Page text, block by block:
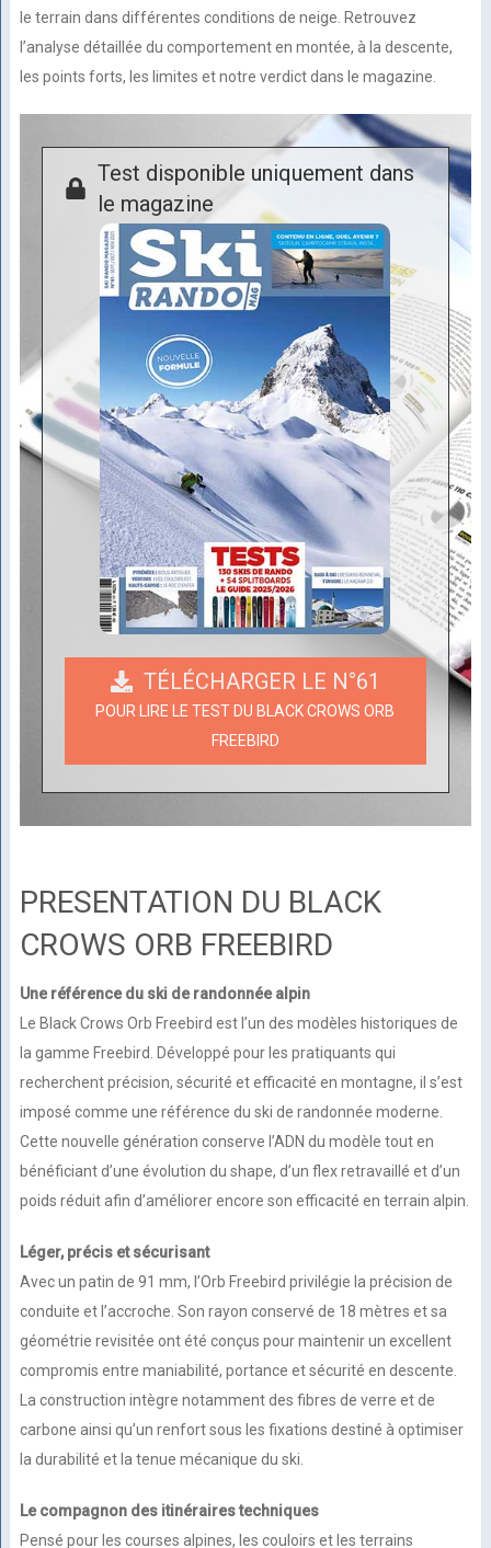
le terrain dans différentes conditions de neige. Retrouvez
l’analyse détaillée du comportement en montée, à la descente,
les points forts, les limites et notre verdict dans le magazine.
Test disponible uniquement dans
le magazine
TÉLÉCHARGER LE N°61
POUR LIRE LE TEST DU BLACK CROWS ORB
FREEBIRD
PRESENTATION DU BLACK
CROWS ORB FREEBIRD
Une référence du ski de randonnée alpin
Le Black Crows Orb Freebird est l’un des modèles historiques de
la gamme Freebird. Développé pour les pratiquants qui
recherchent précision, sécurité et efficacité en montagne, il s’est
imposé comme une référence du ski de randonnée moderne.
Cette nouvelle génération conserve l’ADN du modèle tout en
bénéficiant d’une évolution du shape, d’un flex retravaillé et d’un
poids réduit afin d’améliorer encore son efficacité en terrain alpin.
Léger, précis et sécurisant
Avec un patin de 91 mm, l’Orb Freebird privilégie la précision de
conduite et l’accroche. Son rayon conservé de 18 mètres et sa
géométrie revisitée ont été conçus pour maintenir un excellent
compromis entre maniabilité, portance et sécurité en descente.
La construction intègre notamment des fibres de verre et de
carbone ainsi qu’un renfort sous les fixations destiné à optimiser
la durabilité et la tenue mécanique du ski.
Le compagnon des itinéraires techniques
Pensé pour les courses alpines, les couloirs et les terrains